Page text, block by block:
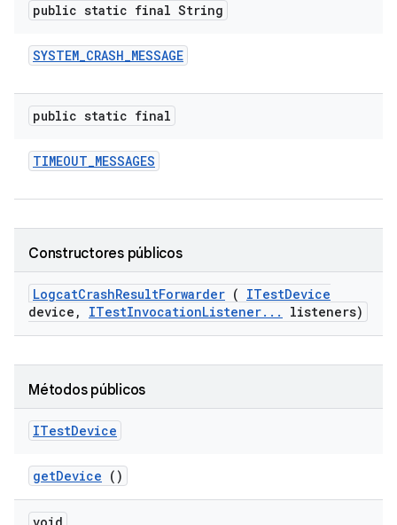
public static final String
SYSTEM_CRASH_MESSAGE
public static final
TIMEOUT_MESSAGES
Constructores públicos
LogcatCrashResultForwarder ( ITestDevice
device , ITestInvocationListener. . . listeners)
Métodos públicos
ITestDevice
getDevice ()